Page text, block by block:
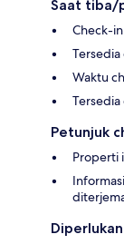
Saat tiba/
Check-
Waktu
Petunjuk
Properti